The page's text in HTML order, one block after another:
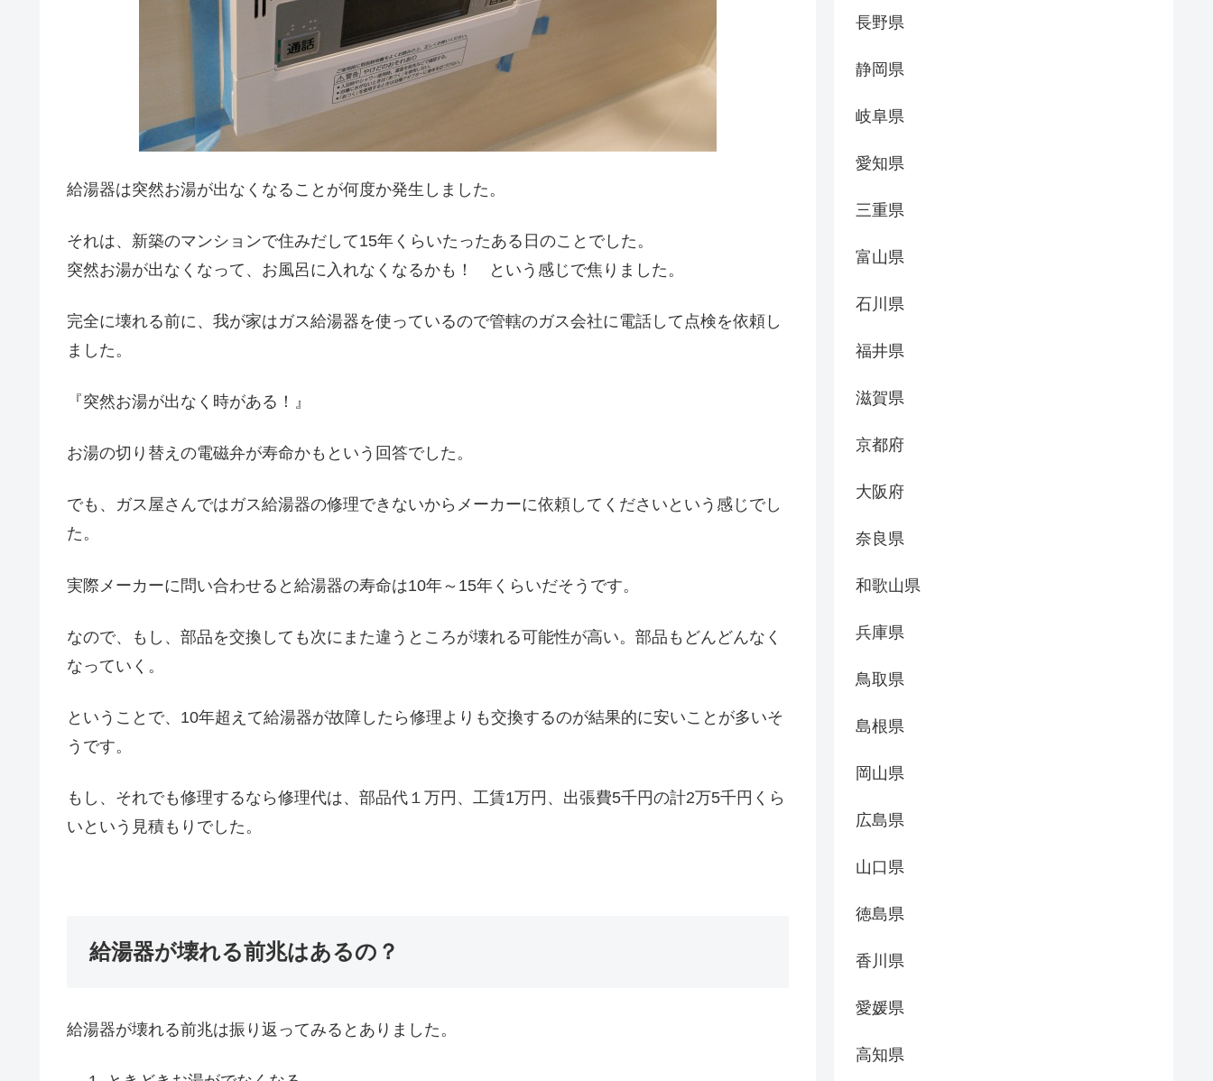
給湯器は突然お湯が出なくなることが何度か発生しました。
それは、新築のマンションで住みだして15年くらいたったある日のことでした。
突然お湯が出なくなって、お風呂に入れなくなるかも！ という感じで焦りました。
完全に壊れる前に、我が家はガス給湯器を使っているので管轄のガス会社に電話して点検を依頼し
ました。
『突然お湯が出なく時がある！』
お湯の切り替えの電磁弁が寿命かもという回答でした。
でも、ガス屋さんではガス給湯器の修理できないからメーカーに依頼してくださいという感じでし
た。
実際メーカーに問い合わせると給湯器の寿命は10年～15年くらいだそうです。
なので、もし、部品を交換しても次にまた違うところが壊れる可能性が高い。部品もどんどんなく
なっていく。
ということで、10年超えて給湯器が故障したら修理よりも交換するのが結果的に安いことが多いそ
うです。
もし、それでも修理するなら修理代は、部品代１万円、工賃1万円、出張費5千円の計2万5千円くら
いという見積もりでした。
給湯器が壊れる前兆はあるの？
給湯器が壊れる前兆は振り返ってみるとありました。
長野県
静岡県
岐阜県
愛知県
三重県
富山県
石川県
福井県
滋賀県
京都府
大阪府
奈良県
和歌山県
兵庫県
鳥取県
島根県
岡山県
広島県
山口県
徳島県
香川県
愛媛県
高知県